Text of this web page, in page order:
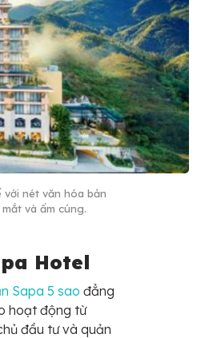
nét văn hóa bản
và ấm cúng.
Hotel
Sapa 5 sao đẳng
hoạt động từ
đầu tư và quản